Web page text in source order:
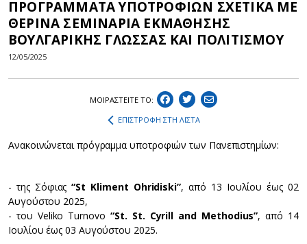
ΠΡΟΓΡΑΜΜΑΤΑ ΥΠΟΤΡΟΦΙΩΝ ΣΧΕΤΙΚΑ ΜΕ
ΘΕΡΙΝΑ ΣΕΜΙΝΑΡΙΑ ΕΚΜΑΘΗΣΗΣ
ΒΟΥΛΓΑΡΙΚΗΣ ΓΛΩΣΣΑΣ ΚΑΙ ΠΟΛΙΤΙΣΜΟΥ
12/05/2025
ΜΟΙΡΑΣΤEIΤΕ ΤΟ:
ΕΠΙΣΤΡΟΦΗ ΣΤΗ ΛΙΣΤΑ
Ανακοινώνεται πρόγραμμα υποτροφιών των Πανεπιστημίων:
- της Σόφιας “St Kliment Ohridiski”, από 13 Ιουλίου έως 02
Αυγούστου 2025,
- του Veliko Turnovo “St. St. Cyrill and Methodius”, από 14
Ιουλίου έως 03 Αυγούστου 2025.